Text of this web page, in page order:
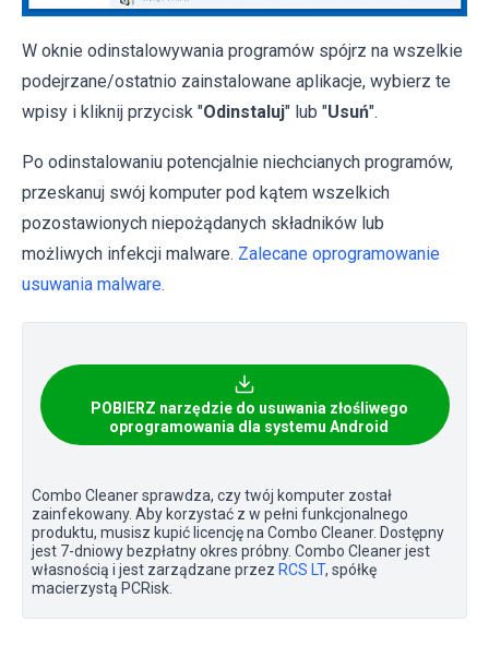
W oknie odinstalowywania programów spójrz na wszelkie
podejrzane/ostatnio zainstalowane aplikacje, wybierz te
wpisy i kliknij przycisk "Odinstaluj" lub "Usuń".
Po odinstalowaniu potencjalnie niechcianych programów,
przeskanuj swój komputer pod kątem wszelkich
pozostawionych niepożądanych składników lub
możliwych infekcji malware. Zalecane oprogramowanie
usuwania malware.
POBIERZ narzędzie do usuwania złośliwego
oprogramowania dla systemu Android
Combo Cleaner sprawdza, czy twój komputer został
zainfekowany. Aby korzystać z w pełni funkcjonalnego
produktu, musisz kupić licencję na Combo Cleaner. Dostępny
jest 7-dniowy bezpłatny okres próbny. Combo Cleaner jest
własnością i jest zarządzane przez RCS LT, spółkę
macierzystą PCRisk.